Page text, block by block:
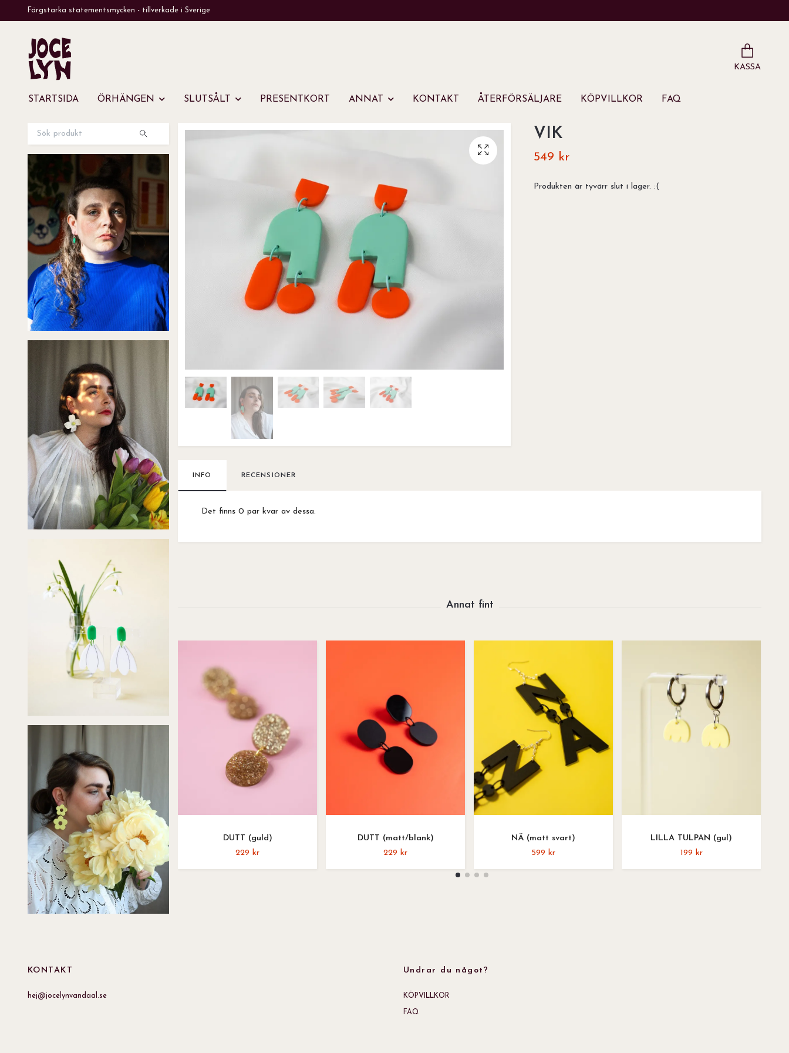
Färgstarka statementsmycken - tillverkade i Sverige
KASSA
STARTSIDA ÖRHÄNGEN SLUTSÅLT PRESENTKORT ANNAT KONTAKT ÅTERFÖRSÄLJARE KÖPVILLKOR FAQ
VIK
549 kr
Produkten är tyvärr slut i lager. :(
INFO RECENSIONER
Det finns 0 par kvar av dessa.
DUTT (guld)
229 kr
DUTT (matt/blank)
229 kr
NÄ (matt svart)
599 kr
LILLA TULPAN (gul)
199 kr
KONTAKT
hej@jocelynvandaal.se
Undrar du något?
KÖPVILLKOR
FAQ